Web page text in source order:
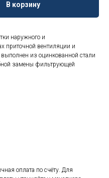
В корзину
наружного и
приточной вентиляции и
из оцинкованной стали
замены фильтрующей
оплата по счёту. Для